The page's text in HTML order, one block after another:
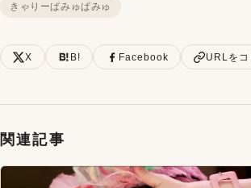
きゃりーぱみゅぱみゅ
X B! Facebook URLをコ
関連記事